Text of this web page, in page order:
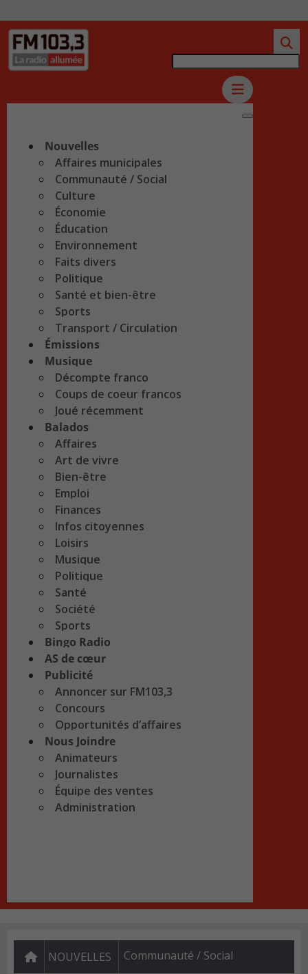
Nouvelles
Affaires municipales
Communauté / Social
Culture
Économie
Éducation
Environnement
Faits divers
Politique
Santé et bien-être
Sports
Transport / Circulation
Émissions
Musique
Décompte franco
Coups de coeur francos
Joué récemment
Balados
Affaires
Art de vivre
Bien-être
Emploi
Finances
Infos citoyennes
Loisirs
Musique
Politique
Santé
Société
Sports
Bingo Radio
AS de cœur
Publicité
Annoncer sur FM103,3
Concours
Opportunités d’affaires
Nous Joindre
Animateurs
Journalistes
Équipe des ventes
Administration
NOUVELLES Communauté / Social